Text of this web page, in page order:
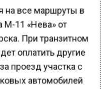
на все маршруты в
М-11 «Нева» от
При транзитном
оплатить другие
проезд участка с
автомобилей